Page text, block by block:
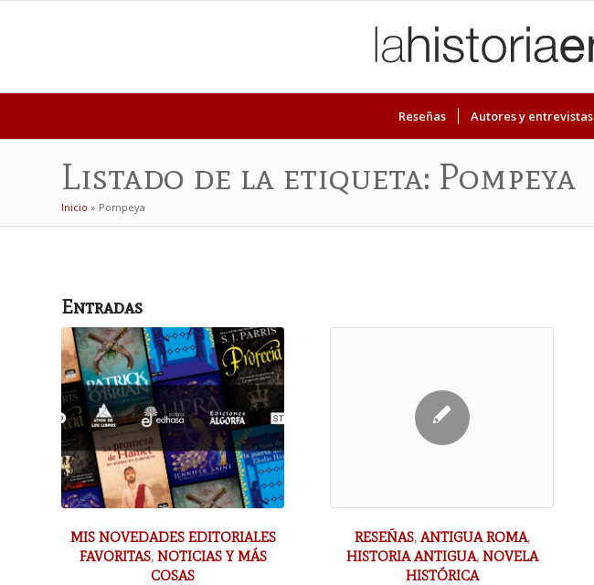
Reseñas Autores y entrevistas
Listado de la etiqueta: Pompeya
Inicio » Pompeya
Entradas
MIS NOVEDADES EDITORIALES
FAVORITAS, NOTICIAS Y MÁS
COSAS
RESEÑAS,ANTIGUA ROMA,
HISTORIA ANTIGUA, NOVELA
HISTÓRICA